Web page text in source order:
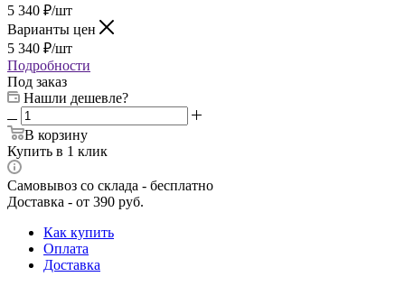
5 340 ₽/шт
Варианты цен
5 340 ₽/шт
Подробности
Под заказ
Нашли дешевле?
В корзину
Купить в 1 клик
Самовывоз со склада - бесплатно
Доставка - от 390 руб.
Как купить
Оплата
Доставка